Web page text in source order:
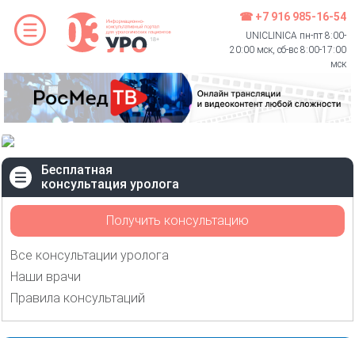
☎ +7 916 985-16-54
UNICLINICA пн-пт 8:00-
20:00 мск, сб-вс 8:00-17:00
мск
Бесплатная
консультация уролога
Получить консультацию
Все консультации уролога
Наши врачи
Правила консультаций